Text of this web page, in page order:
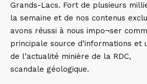
Grands-Lacs. Fort de plusieurs
la semaine et de nos contenus
avons réussi à nous impo¬ser
principale source d’informations et
de l’actualité minière de la RDC,
scandale géologique.